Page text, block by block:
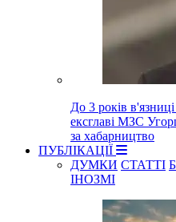
До 3 років
ексглаві МЗС
за хабарництво
ПУБЛІКАЦІЇ
ДУМКИ СТАТТІ
ІНОЗМІ